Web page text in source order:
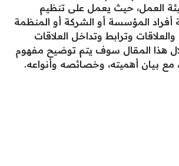
العمل، حيث يعمل على تنظيم
أفراد المؤسسة أو الشركة أو المنظمة
وترابط وتداخل العلاقات
هذا المقال سوف يتم توضيح مفهوم
مع بيان أهميته، وخصائصه وأنواعه.